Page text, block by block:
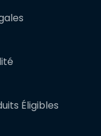
Éligibles